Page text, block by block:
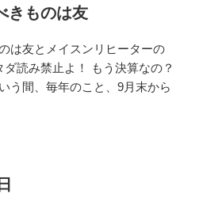
きものは友
は友とメイスンリヒーターの
読み禁止よ！ もう決算なの？
う間、毎年のこと、9月末から